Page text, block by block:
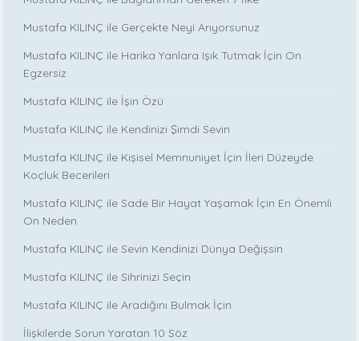
Mustafa KILINÇ ile Gerçekte Neyi Arıyorsunuz
Mustafa KILINÇ ile Harika Yanlara Işık Tutmak İçin On
Egzersiz
Mustafa KILINÇ ile İşin Özü
Mustafa KILINÇ ile Kendinizi Şimdi Sevin
Mustafa KILINÇ ile Kişisel Memnuniyet İçin İleri Düzeyde
Koçluk Becerileri
Mustafa KILINÇ ile Sade Bir Hayat Yaşamak İçin En Önemli
On Neden
Mustafa KILINÇ ile Sevin Kendinizi Dünya Değişsin
Mustafa KILINÇ ile Sihrinizi Seçin
Mustafa KILINÇ ile Aradığını Bulmak İçin
İlişkilerde Sorun Yaratan 10 Söz